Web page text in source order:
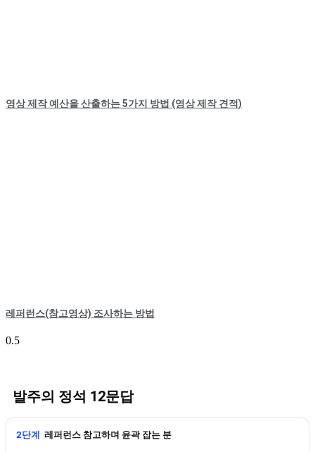
영상 제작 예산을 산출하는 5가지 방법 (영상 제작 견적)
레퍼런스(참고영상) 조사하는 방법
발주의 정석 12문답
2단계 레퍼런스 참고하며 윤곽 잡는 분